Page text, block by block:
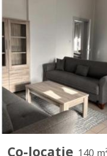
Co-locatie 140
Colocation 4
Cornet 65 à Mons
(chambres avec sdb
80 € charges
Informations